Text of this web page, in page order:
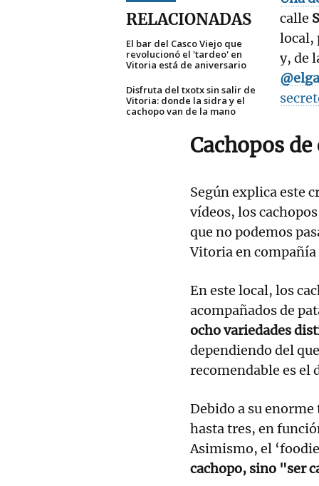
RELACIONADAS
El bar del Casco Viejo que
revolucionó el 'tardeo' en
Vitoria está de aniversario
Disfruta del txotx sin salir de
Vitoria: donde la sidra y el
cachopo van de la mano
calle
local,
y, de
Cachopos
Según explica este
vídeos, los
que no podemos
Vitoria en
En este local, los
acompañados de
ocho variedades
dependiendo del
recomendable es el
Debido a su
hasta tres, en
Asimismo, el
cachopo, sino "ser